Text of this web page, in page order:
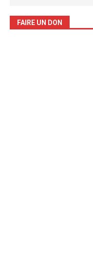
FAIRE UN DON